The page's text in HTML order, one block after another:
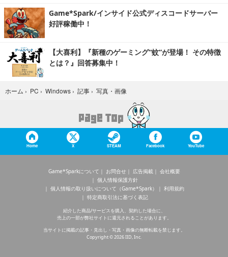
Game*Spark/インサイド公式ディスコードサーバー
好評稼働中！
【大喜利】『新種のゲーミング“蚊”が登場！ その特徴
とは？』回答募集中！
ホーム › PC › Windows › 記事 › 写真・画像
Home X STEAM Facebook YouTube
Game*Sparkについて お問合せ 広告掲載
会社概要
個人情報保護方針
個人情報の取り扱いについて（Game*Spark）
利用規約
特定商取引法に基づく表記
紹介した商品/サービスを購入、契約した場合に、
売上の一部が弊社サイトに還元されることがあります。
当サイトに掲載の記事・見出し・写真・画像の無断転載を禁じます。
Copyright © 2026 IID, Inc.